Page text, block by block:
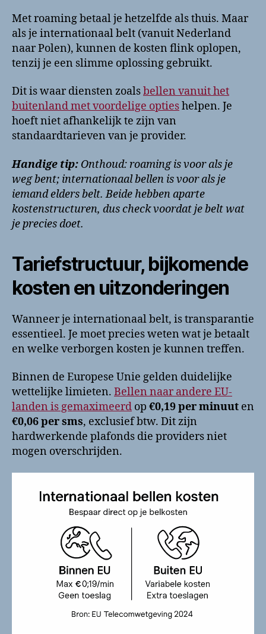
Met roaming betaal je hetzelfde als thuis. Maar
als je internationaal belt (vanuit Nederland
naar Polen), kunnen de kosten flink oplopen,
tenzij je een slimme oplossing gebruikt.
Dit is waar diensten zoalsbellen vanuit het
buitenland met voordelige optieshelpen. Je
hoeft niet afhankelijk te zijn van
standaardtarieven van je provider.
Handige tip: Onthoud: roaming is voor als je
weg bent; internationaal bellen is voor als je
iemand elders belt. Beide hebben aparte
kostenstructuren, dus check voordat je belt wat
je precies doet.
Tariefstructuur, bijkomende
kosten en uitzonderingen
Wanneer je internationaal belt, is transparantie
essentieel. Je moet precies weten wat je betaalt
en welke verborgen kosten je kunnen treffen.
Binnen de Europese Unie gelden duidelijke
wettelijke limieten. Bellen naar andere EU-
landen is gemaximeerd op €0,19 per minuut en
€0,06 per sms, exclusief btw. Dit zijn
hardwerkende plafonds die providers niet
mogen overschrijden.